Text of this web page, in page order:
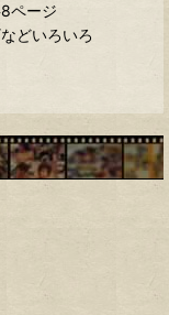
ページ
どいろいろ